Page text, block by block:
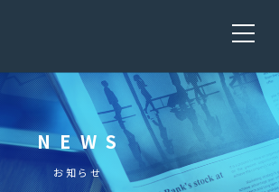
NEWS
お知らせ